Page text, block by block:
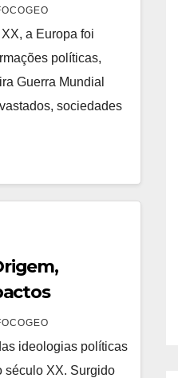
a Europa foi
políticas,
Guerra Mundial
sociedades
ideologias políticas
século XX. Surgido